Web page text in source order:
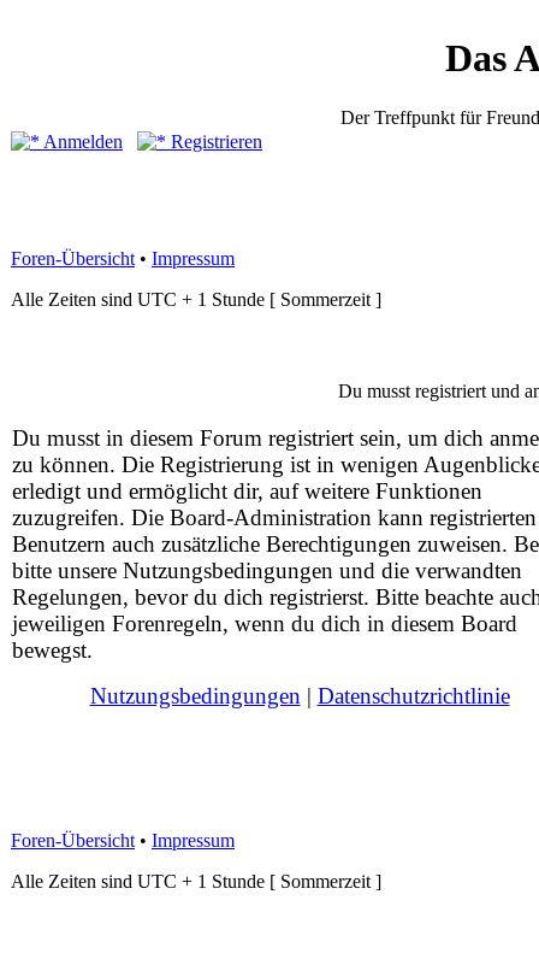
Das
Der Treffpunkt für
Anmelden
Registrieren
Foren-Übersicht • Impressum
Alle Zeiten sind UTC + 1 Stunde [ Sommerzeit ]
Du musst registriert und
Du musst in diesem Forum registriert sein, um dich
zu können. Die Registrierung ist in wenigen
erledigt und ermöglicht dir, auf weitere Funktionen
zuzugreifen. Die Board-Administration kann registrierten
Benutzern auch zusätzliche Berechtigungen zuweisen.
bitte unsere Nutzungsbedingungen und die verwandten
Regelungen, bevor du dich registrierst. Bitte beachte
jeweiligen Forenregeln, wenn du dich in diesem Board
bewegst.
Nutzungsbedingungen | Datenschutzrichtlinie
Foren-Übersicht • Impressum
Alle Zeiten sind UTC + 1 Stunde [ Sommerzeit ]